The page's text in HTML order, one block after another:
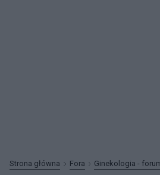
Strona główna Fora
Ginekologia -